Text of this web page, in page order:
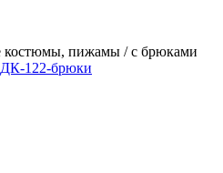
костюмы, пижамы / с брюками
122-брюки